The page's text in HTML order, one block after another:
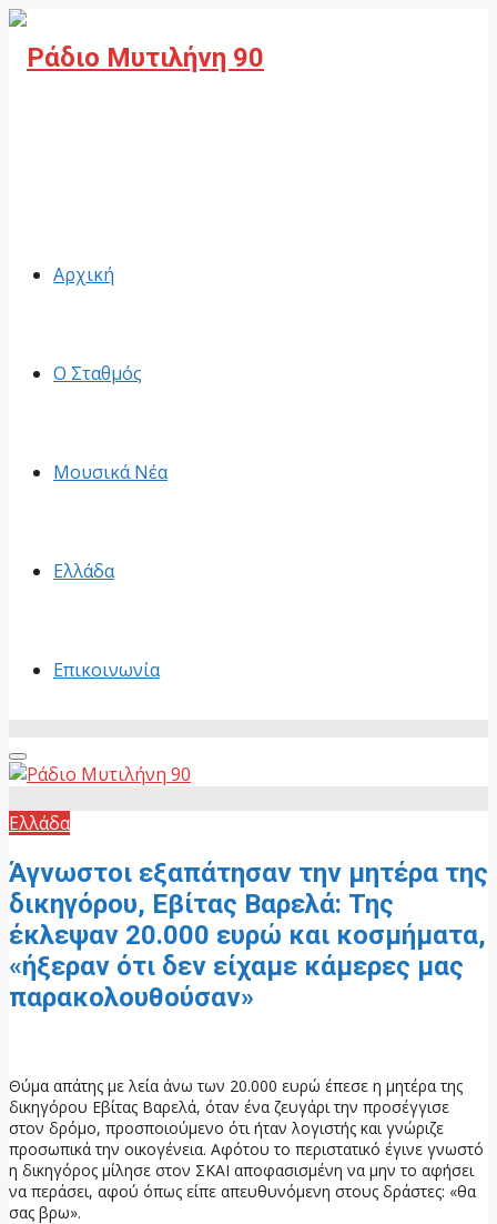
Αρχική
Ο Σταθμός
Μουσικά Νέα
Ελλάδα
Επικοινωνία
Primary
Menu
Ελλάδα
Άγνωστοι εξαπάτησαν την μητέρα της
δικηγόρου, Εβίτας Βαρελά: Της
έκλεψαν 20.000 ευρώ και κοσμήματα,
«ήξεραν ότι δεν είχαμε κάμερες μας
παρακολουθούσαν»
Θύμα απάτης με λεία άνω των 20.000 ευρώ έπεσε η μητέρα της
δικηγόρου Εβίτας Βαρελά, όταν ένα ζευγάρι την προσέγγισε
στον δρόμο, προσποιούμενο ότι ήταν λογιστής και γνώριζε
προσωπικά την οικογένεια. Αφότου το περιστατικό έγινε γνωστό
η δικηγόρος μίλησε στον ΣΚΑΙ αποφασισμένη να μην το αφήσει
να περάσει, αφού όπως είπε απευθυνόμενη στους δράστες: «θα
σας βρω».